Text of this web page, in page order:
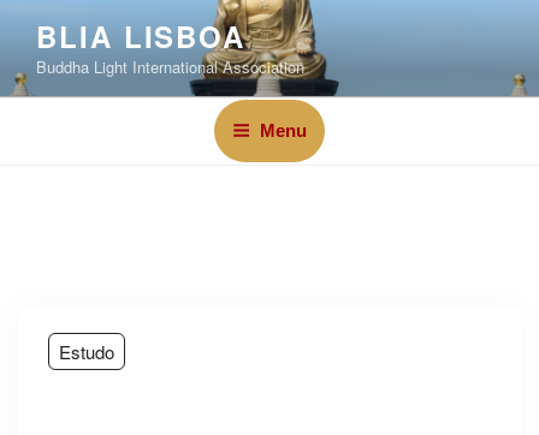
BLIA LISBOA
Buddha Light International Association
Menu
Estudo